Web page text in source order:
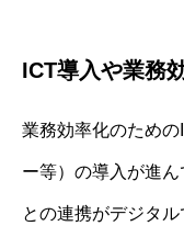
ICT導入や業務
業務効率化のため
ー等）の導入が進
との連携がデジタ